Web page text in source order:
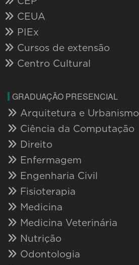
CEUA
PIEx
Cursos de extensão
Centro Cultural
GRADUAÇÃO PRESENCIAL
Arquitetura e Urbanismo
Ciência da Computação
Direito
Enfermagem
Engenharia Civil
Fisioterapia
Medicina
Medicina Veterinária
Nutrição
Odontologia